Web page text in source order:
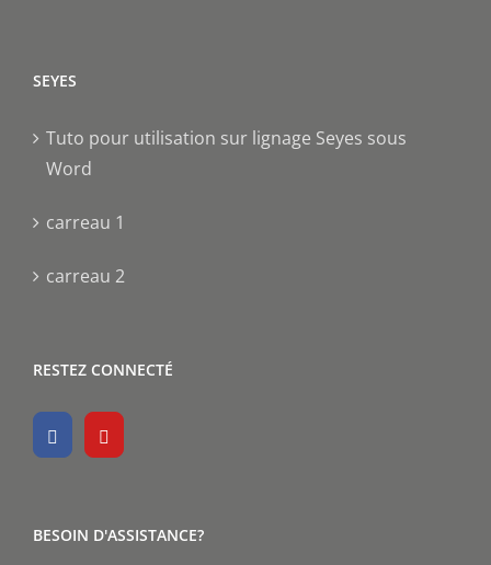
SEYES
Tuto pour utilisation sur lignage Seyes sous
Word
carreau 1
carreau 2
RESTEZ CONNECTÉ
BESOIN D'ASSISTANCE?